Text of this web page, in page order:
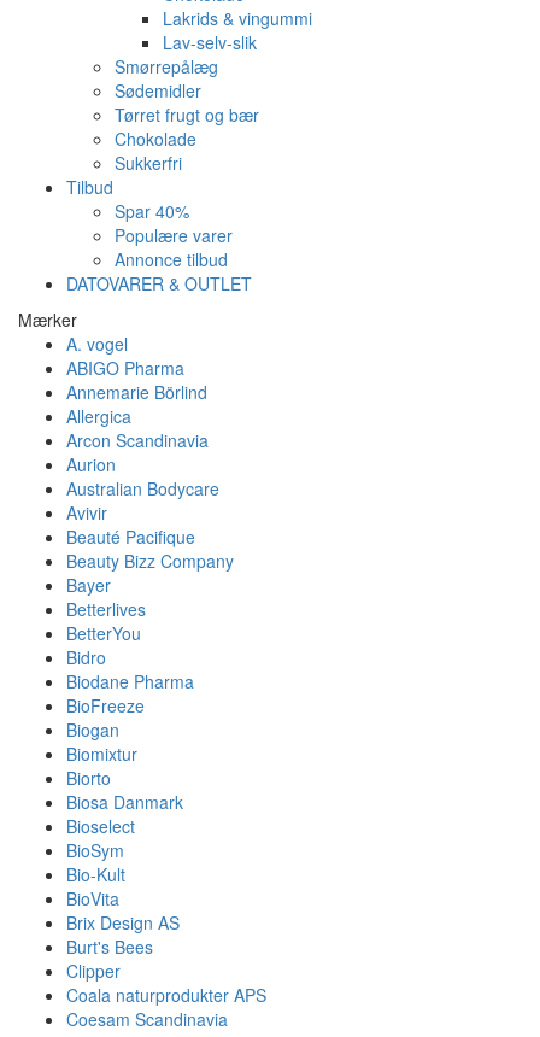
Lakrids & vingummi
Lav-selv-slik
Smørrepålæg
Sødemidler
Tørret frugt og bær
Chokolade
Sukkerfri
Tilbud
Spar 40%
Populære varer
Annonce tilbud
DATOVARER & OUTLET
Mærker
A. vogel
ABIGO Pharma
Annemarie Börlind
Allergica
Arcon Scandinavia
Aurion
Australian Bodycare
Avivir
Beauté Pacifique
Beauty Bizz Company
Bayer
Betterlives
BetterYou
Bidro
Biodane Pharma
BioFreeze
Biogan
Biomixtur
Biorto
Biosa Danmark
Bioselect
BioSym
Bio-Kult
BioVita
Brix Design AS
Burt's Bees
Clipper
Coala naturprodukter APS
Coesam Scandinavia